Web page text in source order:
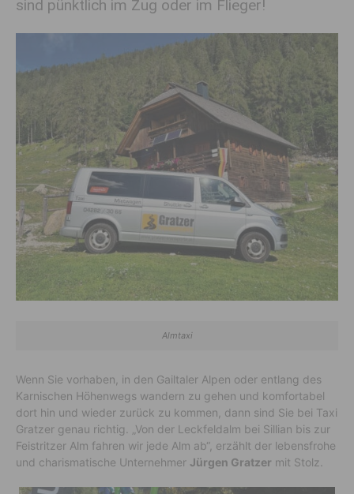
sind pünktlich im Zug oder im Flieger!
Almtaxi
Wenn Sie vorhaben, in den Gailtaler Alpen oder entlang des
Karnischen Höhenwegs wandern zu gehen und komfortabel
dort hin und wieder zurück zu kommen, dann sind Sie bei Taxi
Gratzer genau richtig. „Von der Leckfeldalm bei Sillian bis zur
Feistritzer Alm fahren wir jede Alm ab“, erzählt der lebensfrohe
und charismatische Unternehmer Jürgen Gratzer mit Stolz.